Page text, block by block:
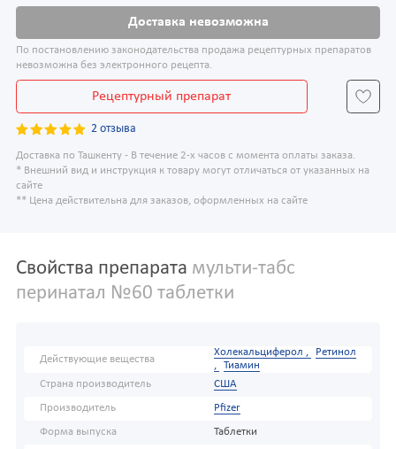
Доставка невозможна
По постановлению законодательства продажа рецептурных препаратов
невозможна без электронного рецепта.
Рецептурный препарат
2 отзыва
Доставка по Ташкенту - В течение 2-х часов с момента оплаты заказа.
* Внешний вид и инструкция к товару могут отличаться от указанных на
сайте
** Цена действительна для заказов, оформленных на сайте
Свойства препарата мульти-табс
перинатал №60 таблетки
Действующие вещества
Холекальциферол ,
Ретинол
,
Тиамин
Страна производитель
США
Производитель Pfizer
Форма выпуска Таблетки